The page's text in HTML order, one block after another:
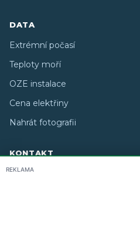
DATA
Extrémní počasí
Teploty moří
OZE instalace
Cena elektřiny
Nahrát fotografii
KONTAKT
O nás
REKLAMA